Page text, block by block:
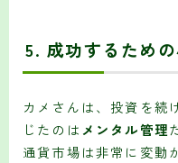
5. 成功するため
カメさんは、投資を続
じたのは メンタル管理
通貨市場は非常に変動